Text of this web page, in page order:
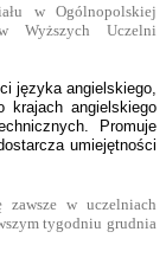
w Ogólnopolskiej
Wyższych Uczelni
języka angielskiego,
krajach angielskiego
Promuje
umiejętności
w uczelniach
tygodniu grudnia